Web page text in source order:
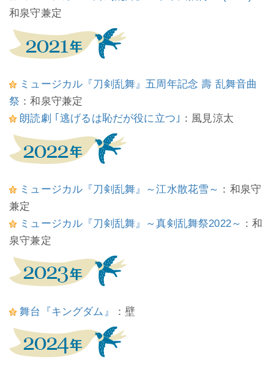
和泉守兼定
ミュージカル『刀剣乱舞』五周年記念 壽 乱舞音曲
祭 ：和泉守兼定
朗読劇 ｢逃げるは恥だが役に立つ｣ ：風見涼太
ミュージカル『刀剣乱舞』～江水散花雪～ ：和泉守
兼定
ミュージカル『刀剣乱舞』～真剣乱舞祭2022～ ：和
泉守兼定
舞台『キングダム』 ：壁